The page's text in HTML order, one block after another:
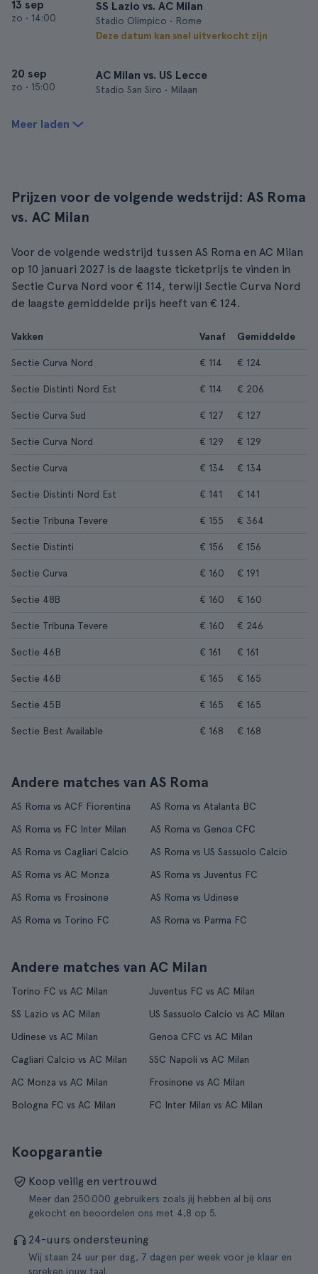
13 sep
zo • 14:00
SS Lazio vs. AC Milan
Stadio Olimpico • Rome
Deze datum kan snel uitverkocht zijn
20 sep
zo • 15:00
AC Milan vs. US Lecce
Stadio San Siro • Milaan
Meer laden
Prijzen voor de volgende wedstrijd: AS Roma
vs. AC Milan
Voor de volgende wedstrijd tussen AS Roma en AC Milan
op 10 januari 2027 is de laagste ticketprijs te vinden in
Sectie Curva Nord voor € 114, terwijl Sectie Curva Nord
de laagste gemiddelde prijs heeft van € 124.
Vakken Vanaf Gemiddelde
Sectie Curva Nord € 114 € 124
Sectie Distinti Nord Est € 114 € 206
Sectie Curva Sud € 127 € 127
Sectie Curva Nord € 129 € 129
Sectie Curva € 134 € 134
Sectie Distinti Nord Est € 141 € 141
Sectie Tribuna Tevere € 155 € 364
Sectie Distinti € 156 € 156
Sectie Curva € 160 € 191
Sectie 48B € 160 € 160
Sectie Tribuna Tevere € 160 € 246
Sectie 46B € 161 € 161
Sectie 46B € 165 € 165
Sectie 45B € 165 € 165
Sectie Best Available € 168 € 168
Andere matches van AS Roma
AS Roma vs ACF Fiorentina
AS Roma vs Atalanta BC
AS Roma vs FC Inter Milan
AS Roma vs Genoa CFC
AS Roma vs Cagliari Calcio
AS Roma vs US Sassuolo Calcio
AS Roma vs AC Monza
AS Roma vs Juventus FC
AS Roma vs Frosinone
AS Roma vs Udinese
AS Roma vs Torino FC
AS Roma vs Parma FC
Andere matches van AC Milan
Torino FC vs AC Milan
Juventus FC vs AC Milan
SS Lazio vs AC Milan
US Sassuolo Calcio vs AC Milan
Udinese vs AC Milan
Genoa CFC vs AC Milan
Cagliari Calcio vs AC Milan
SSC Napoli vs AC Milan
AC Monza vs AC Milan
Frosinone vs AC Milan
Bologna FC vs AC Milan
FC Inter Milan vs AC Milan
Koopgarantie
Koop veilig en vertrouwd
Meer dan 250.000 gebruikers zoals jij hebben al bij ons
gekocht en beoordelen ons met 4,8 op 5.
24-uurs ondersteuning
Wij staan 24 uur per dag, 7 dagen per week voor je klaar en
spreken jouw taal.